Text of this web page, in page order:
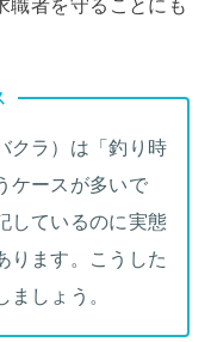
職者を守ることにも
クラ）は「釣り時
ケースが多いで
しているのに実態
ります。こうした
しょう。